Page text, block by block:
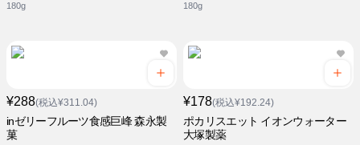
180g 180g
¥288(税込¥311.04)
inゼリーフルーツ食感巨峰 森永製
菓
¥178(税込¥192.24)
ポカリスエット イオンウォーター
大塚製薬